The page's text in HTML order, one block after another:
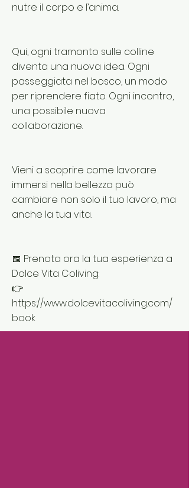
nutre il corpo e l’anima.
Qui, ogni tramonto sulle colline
diventa una nuova idea. Ogni
passeggiata nel bosco, un modo
per riprendere fiato. Ogni incontro,
una possibile nuova
collaborazione.
Vieni a scoprire come lavorare
immersi nella bellezza può
cambiare non solo il tuo lavoro, ma
anche la tua vita.
📅 Prenota ora la tua esperienza a
Dolce Vita Coliving:
👉
https://www.dolcevitacoliving.com/
book